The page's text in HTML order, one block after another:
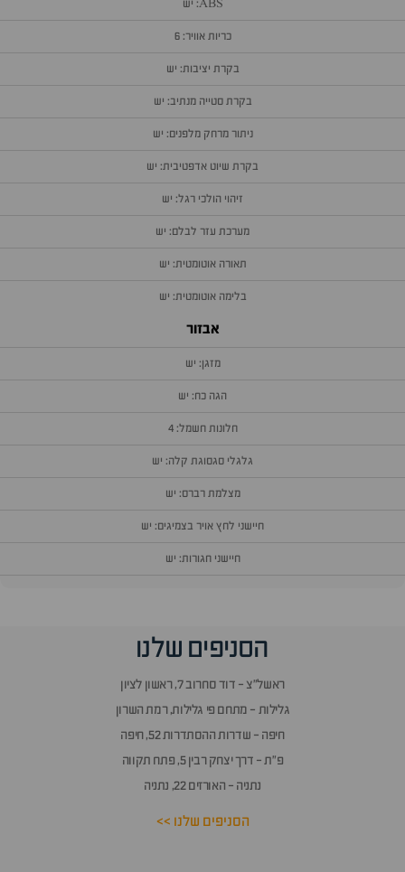
ABS: יש
כריות אוויר: 6
בקרת יציבות: יש
בקרת סטייה מנתיב: יש
ניתור מרחק מלפנים: יש
בקרת שיוט אדפטיבית: יש
זיהוי הולכי רגל: יש
מערכת עזר לבלם: יש
תאורה אוטומטית: יש
בלימה אוטומטית: יש
אבזור
מזגן: יש
הגה כח: יש
חלונות חשמל: 4
גלגלי סגסוגת קלה: יש
מצלמת רברס: יש
חיישני לחץ אויר בצמיגים: יש
חיישני חגורות: יש
הסניפים שלנו
ראשל״צ - דוד סחרוב 7, ראשון לציון
גלילות - מתחם פי גלילות, רמת השרון
חיפה - שדרות ההסתדרות 52, חיפה
פ״ת - דרך יצחק רבין 5, פתח תקווה
נתניה - האורזים 22, נתניה
הסניפים שלנו >>